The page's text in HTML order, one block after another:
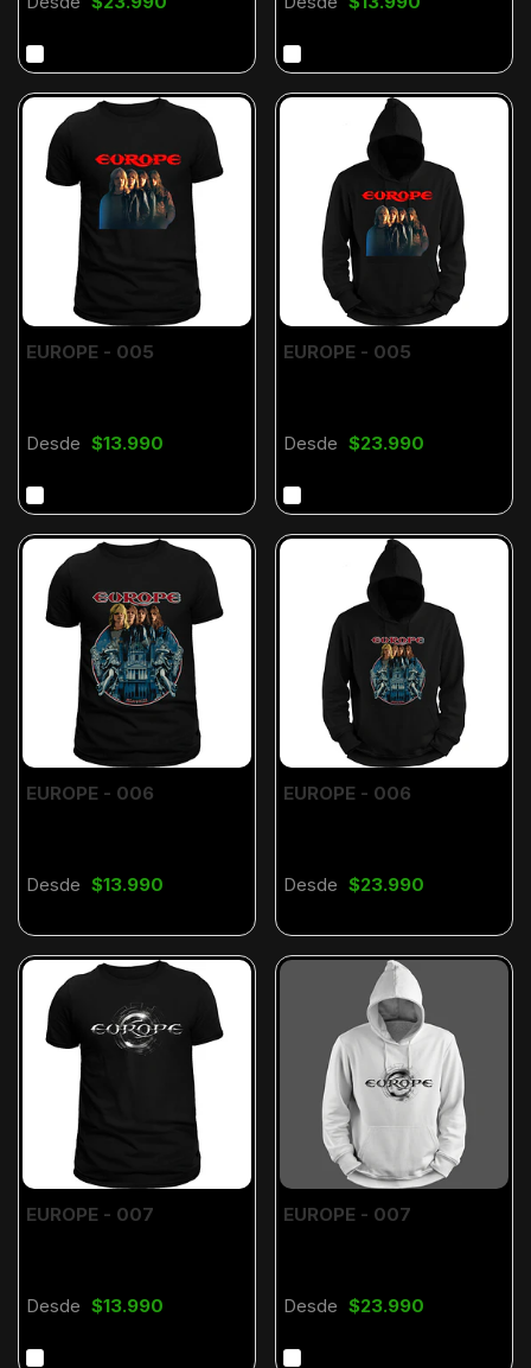
EUROPE - 005
Desde $13.990
EUROPE - 005
Desde $23.990
EUROPE - 006
Desde $13.990
EUROPE - 006
Desde $23.990
EUROPE - 007
Desde $13.990
EUROPE - 007
Desde $23.990